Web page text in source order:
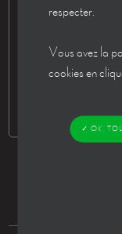
respecter.
Vous avez la
cookies en
✓ OK,